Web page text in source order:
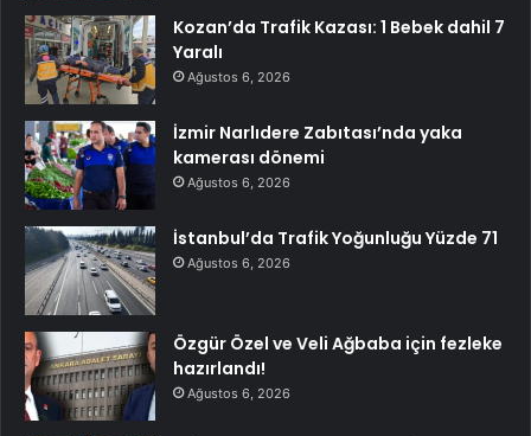
Kozan’da Trafik Kazası: 1 Bebek dahil 7
Yaralı
Ağustos 6, 2026
İzmir Narlıdere Zabıtası’nda yaka
kamerası dönemi
Ağustos 6, 2026
İstanbul’da Trafik Yoğunluğu Yüzde 71
Ağustos 6, 2026
Özgür Özel ve Veli Ağbaba için fezleke
hazırlandı!
Ağustos 6, 2026